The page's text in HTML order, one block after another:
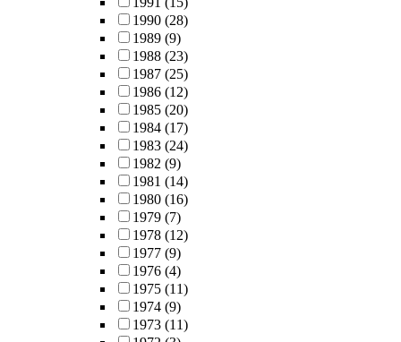
1990 (28)
1989 (9)
1988 (23)
1987 (25)
1986 (12)
1985 (20)
1984 (17)
1983 (24)
1982 (9)
1981 (14)
1980 (16)
1979 (7)
1978 (12)
1977 (9)
1976 (4)
1975 (11)
1974 (9)
1973 (11)